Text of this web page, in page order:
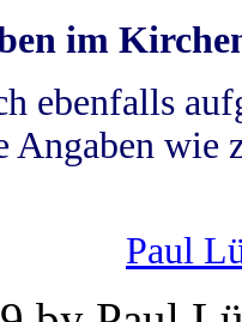
im
ebenfalls
Angaben wie
Paul